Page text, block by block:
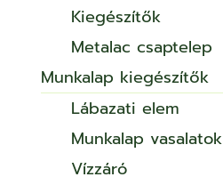
Kiegészítők
Metalac csaptelep
Munkalap kiegészítők
Lábazati elem
Munkalap vasalatok
Vízzáró